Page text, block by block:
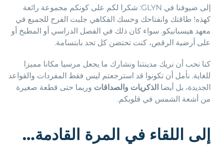
إلى ضيوفنا في GLYN: شكرا لكم على كونكم مجموعة رائعة
كهذه! طاقتك وانفتاحك وحسك الفكاهي جلبت الفرح للجميع في
معهد هيسبانيكو. سواء كان ذلك في الفصل الدراسي أو المطبخ أو
على أرضية الرقص، كنت تحتضن كل تحد بابتسامة.
كنا نحب أن نريك مدينتنا ونشارك ما يجعل مرسيا مكانا مميزا
للغاية. نأمل أن تكونوا قد استرجعتم ليس فقط المفردات والقواعد
الجديدة، بل أيضا الذكريات والصداقاتوربما حتى قطعة صغيرة
من أشعة الشمس في قلوبكم.
إلى اللقاء في المرة القادمة…